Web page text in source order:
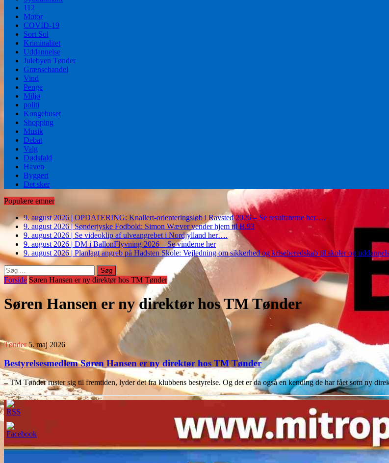
112
Motor
COVID-19
Sort Sol
Kriminalitet
Uddannelse
Julebyen Tønder
Grænsehandel
Vind
Penge
Miljø
politi
Kongehuset
Shopping
Musik
Debat
Valg
Dødsfald
Haven
Byggeri
Det sker
Populære emner
9. august 2026 | OPDATERING: Knallert-orienteringsløb i Ravsted 2026 – Se resultaterne her….
9. august 2026 | Sønderjyske Fodbold: Simon Wæver vender hjem til B.93
9. august 2026 | Se videoklip af ulveangrebet i Nordjylland her….
9. august 2026 | DM i BallonFlyvning 2026 – Se vinderne her
9. august 2026 | Planlagt angreb på Hadsten Skole: Vejledning om sikkerhed og kriseberedskab til skoler og
Søg
efter:
Forside Søren Hansen er ny direktør hos TM Tønder
Søren Hansen er ny direktør hos TM Tønder
Tønder 5. maj 2026
Bestyrelsesmedlem Søren Hansen er ny direktør hos TM Tønder
– TM Tønder ruster sig til fremtiden, lyder det fra klubbens bestyrelse. Og det er da også en kending de har fået som ny